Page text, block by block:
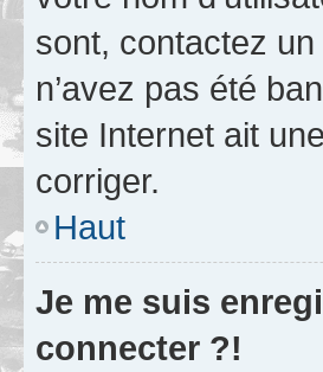
sont, contactez
n’avez pas été
site Internet ait
corriger.
Haut
Je me suis
connecter ?!